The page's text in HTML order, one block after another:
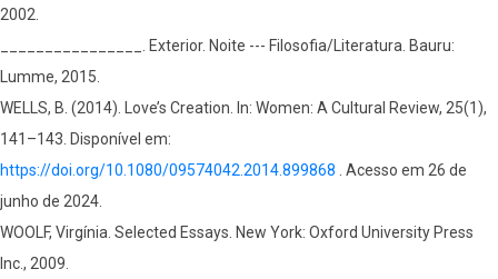
2002.
________________. Exterior. Noite --- Filosofia/Literatura. Bauru:
Lumme, 2015.
WELLS, B. (2014). Love’s Creation. In: Women: A Cultural Review, 25(1),
141–143. Disponível em:
https://doi.org/10.1080/09574042.2014.899868 . Acesso em 26 de
junho de 2024.
WOOLF, Virgínia. Selected Essays. New York: Oxford University Press
Inc., 2009.